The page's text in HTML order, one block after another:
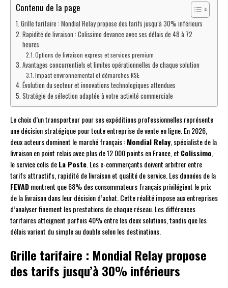
Contenu de la page
Grille tarifaire : Mondial Relay propose des tarifs jusqu’à 30% inférieurs
Rapidité de livraison : Colissimo devance avec ses délais de 48 à 72
heures
Options de livraison express et services premium
Avantages concurrentiels et limites opérationnelles de chaque solution
Impact environnemental et démarches RSE
Évolution du secteur et innovations technologiques attendues
Stratégie de sélection adaptée à votre activité commerciale
Le choix d’un transporteur pour ses expéditions professionnelles représente
une décision stratégique pour toute entreprise de vente en ligne. En 2026,
deux acteurs dominent le marché français :Mondial Relay , spécialiste de la
livraison en point relais avec plus de 12 000 points en France, et Colissimo
le service colis deLa Poste . Les e-commerçants doivent arbitrer entre
tarifs attractifs, rapidité de livraison et qualité de service. Les données de la
FEVADmontrent que 68% des consommateurs français privilégient le prix
de la livraison dans leur décision d’achat. Cette réalité impose aux entreprises
d’analyser finement les prestations de chaque réseau. Les différences
tarifaires atteignent parfois 40% entre les deux solutions, tandis que les
délais varient du simple au double selon les destinations.
Grille tarifaire : Mondial Relay propose
des tarifs jusqu’à 30% inférieurs